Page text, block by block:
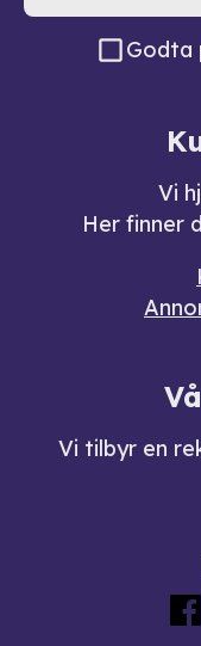
Godta
Vi
Her finner
Vi tilbyr en